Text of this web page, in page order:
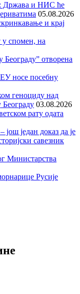
Држава и НИС ће
05.08.2026
и крај
спомен, на
Београду” отворена
носе посебну
геноциду над
Београду 03.08.2026
рату одата
један доказ да је
савезник
Министарства
Русије